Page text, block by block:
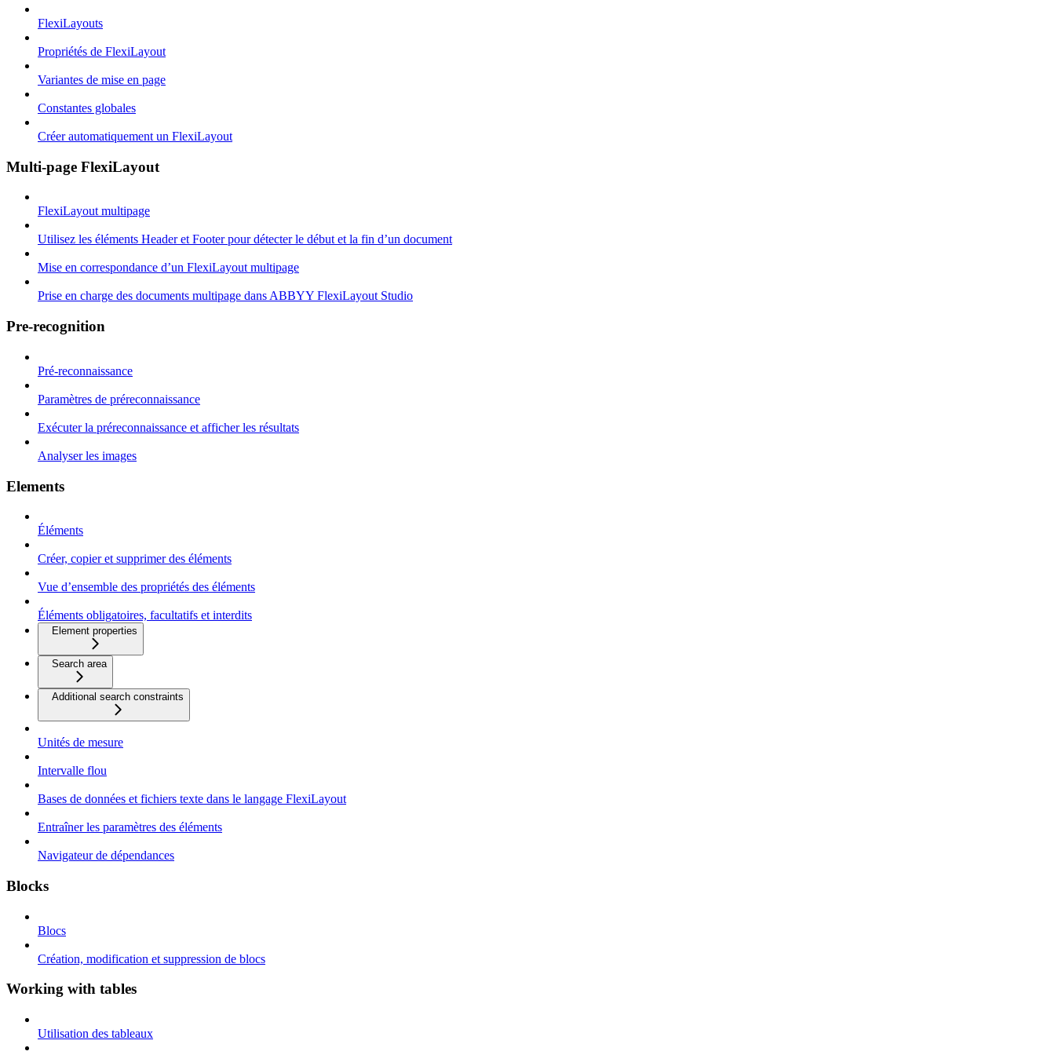
FlexiLayouts
Propriétés de FlexiLayout
Variantes de mise en page
Constantes globales
Créer automatiquement un FlexiLayout
Multi-page FlexiLayout
FlexiLayout multipage
Utilisez les éléments Header et Footer pour détecter le début et la fin d’un document
Mise en correspondance d’un FlexiLayout multipage
Prise en charge des documents multipage dans ABBYY FlexiLayout Studio
Pre-recognition
Pré-reconnaissance
Paramètres de préreconnaissance
Exécuter la préreconnaissance et afficher les résultats
Analyser les images
Elements
Éléments
Créer, copier et supprimer des éléments
Vue d’ensemble des propriétés des éléments
Éléments obligatoires, facultatifs et interdits
Element properties
Search area
Additional search constraints
Unités de mesure
Intervalle flou
Bases de données et fichiers texte dans le langage FlexiLayout
Entraîner les paramètres des éléments
Navigateur de dépendances
Blocks
Blocs
Création, modification et suppression de blocs
Working with tables
Utilisation des tableaux